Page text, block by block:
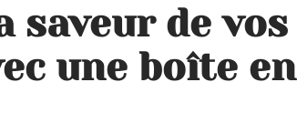
saveur de vos
une boîte en